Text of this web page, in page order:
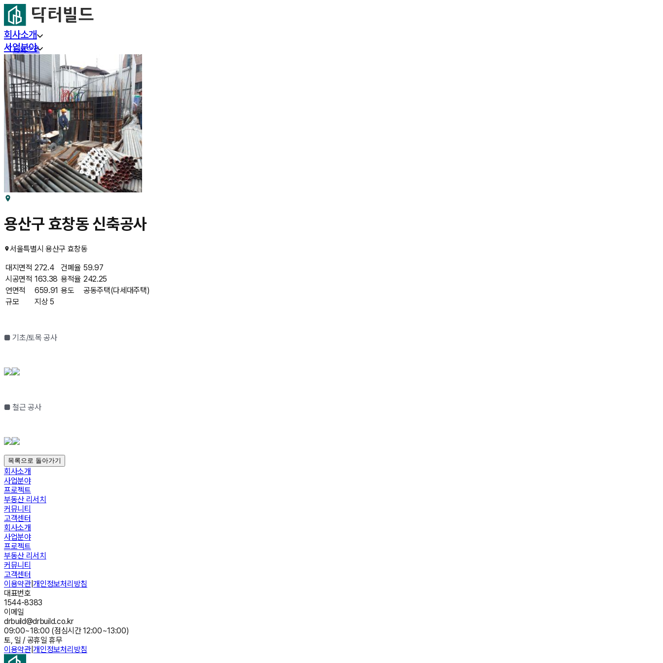
회사소개
사업분야
프로젝트
부동산 리서치
커뮤니티
고객센터
목록으로
용산구 효창동 신축공사
서울특별시 용산구 효창동
대지면적 272.4 건폐율 59.97
시공면적 163.38 용적율 242.25
연면적
659.91 용도
공동주택(다세대주택)
규모
지상 5
■ 기초/토목 공사
■ 철근 공사
목록으로 돌아가기
회사소개
사업분야
프로젝트
부동산 리서치
커뮤니티
고객센터
회사소개
사업분야
프로젝트
부동산 리서치
커뮤니티
고객센터
이용약관|개인정보처리방침
대표번호
1544-8383
이메일
drbuild@drbuild.co.kr
09:00~18:00 (점심시간 12:00~13:00)
토, 일 / 공휴일 휴무
이용약관|개인정보처리방침